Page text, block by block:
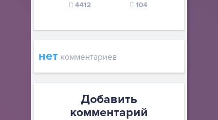
4412 104
нет комментариев
Добавить
комментарий